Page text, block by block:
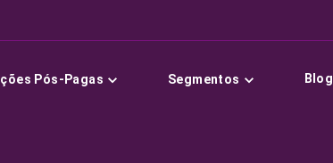
Pós-Pagas Segmentos Blog